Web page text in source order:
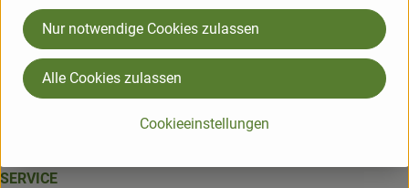
News
Martinshof Biobus GmbH
In der Brombach 6
66606 Osterbrücken
Certification body: DE-ÖKO-006
SERVICE
Cookieeinstellungen
Nur notwendige Cookies zulassen
Alle Cookies zulassen